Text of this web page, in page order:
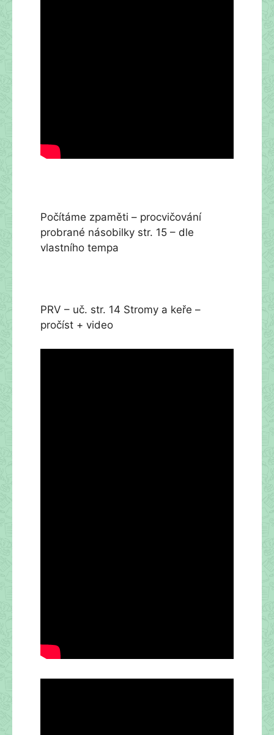
Počítáme zpaměti – procvičování
probrané násobilky str. 15 – dle
vlastního tempa
PRV – uč. str. 14 Stromy a keře –
pročíst + video